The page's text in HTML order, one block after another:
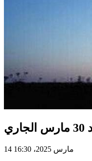
14 مارس 2025، 16:30